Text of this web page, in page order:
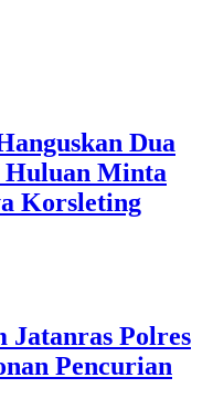
Dua
Huluan Minta
Korsleting
Polres
Pencurian